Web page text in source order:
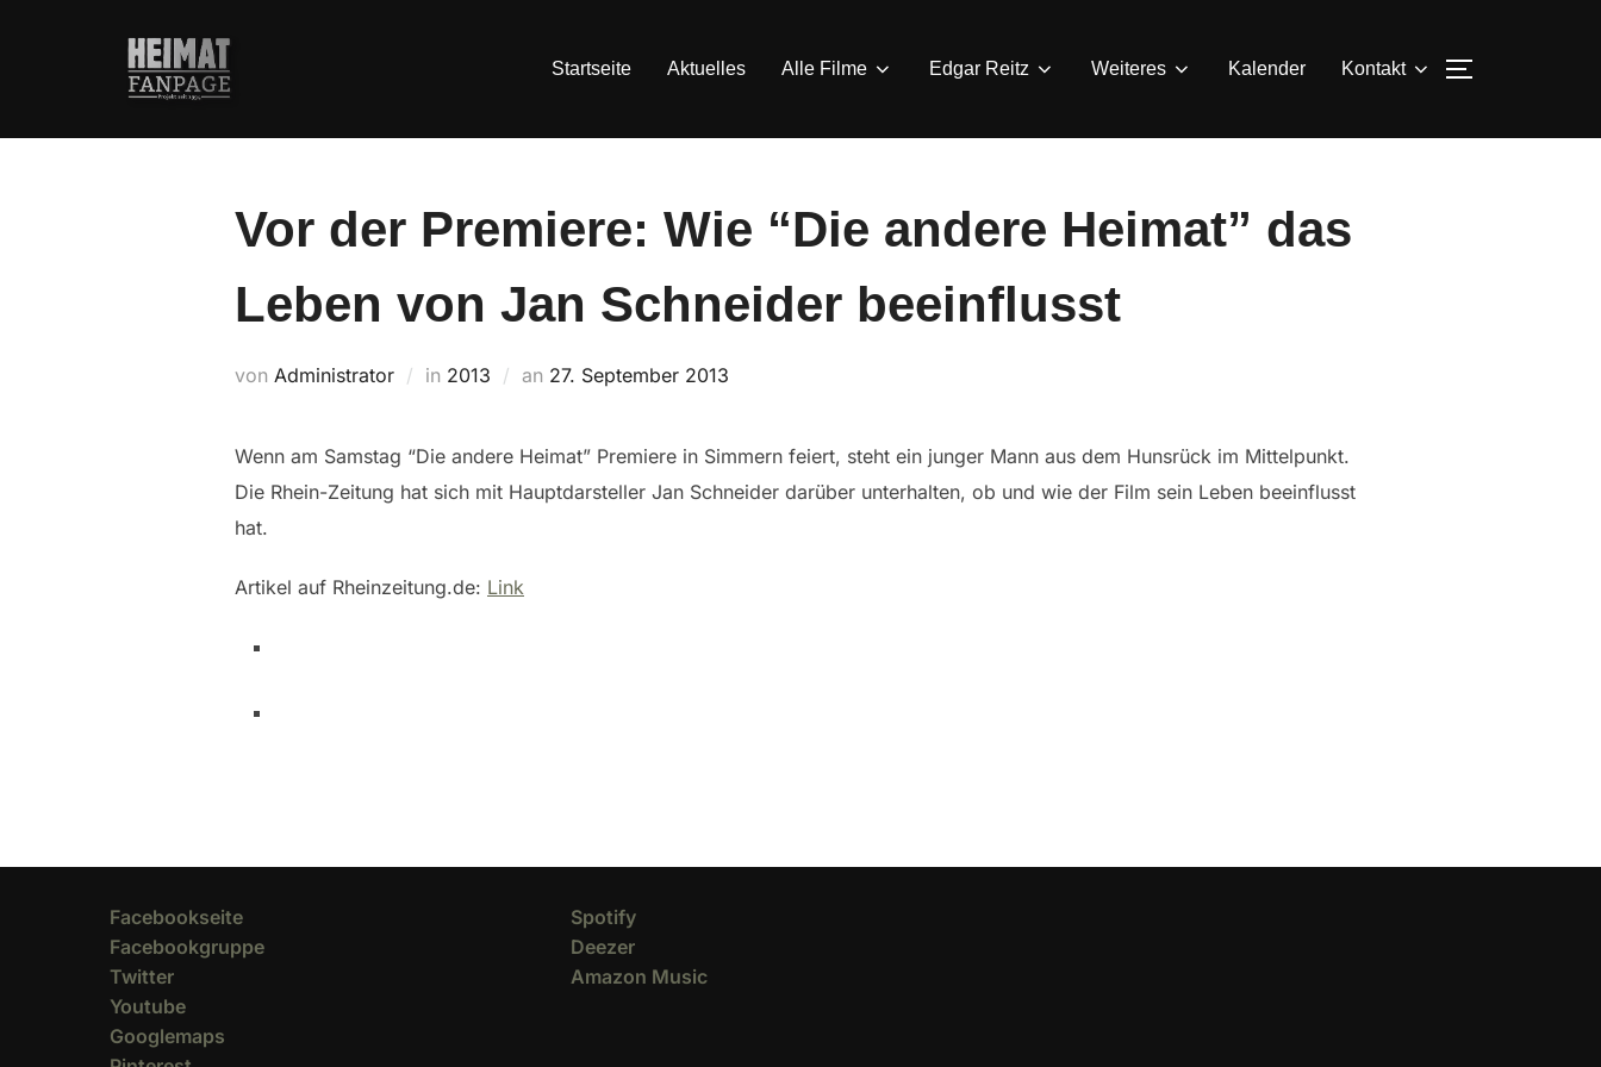
Startseite Aktuelles Alle Filme Edgar Reitz Weiteres Kalender Kontakt
Vor der Premiere: Wie “Die andere Heimat” das
Leben von Jan Schneider beeinflusst
von Administrator in 2013 an Veröffentlicht
27. September 2013
Wenn am Samstag “Die andere Heimat” Premiere in Simmern feiert, steht ein junger Mann aus dem Hunsrück im Mittelpunkt.
Die Rhein-Zeitung hat sich mit Hauptdarsteller Jan Schneider darüber unterhalten, ob und wie der Film sein Leben beeinflusst
hat.
Artikel auf Rheinzeitung.de: Link
Facebookseite
Facebookgruppe
Twitter
Youtube
Googlemaps
Spotify
Deezer
Amazon Music